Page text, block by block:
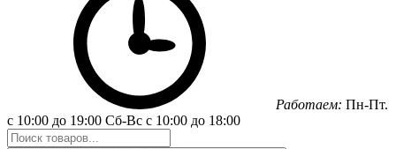
Работаем: Пн-Пт.
с 10:00 до 19:00 Сб-Вс с 10:00 до 18:00